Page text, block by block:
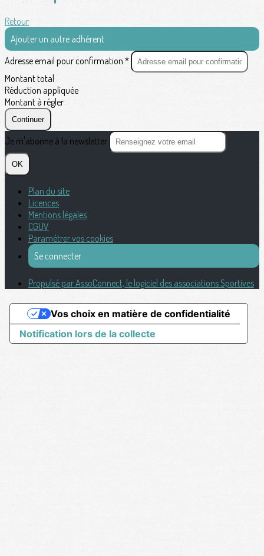
Retour
Ajouter un autre adhérent
Adresse email pour confirmation *
Montant total
Réduction appliquée
Montant à régler
Continuer
Je m'abonne à la newsletter
OK
Plan du site
Licences
Mentions légales
CGUV
Paramétrer vos cookies
Se connecter
Propulsé par AssoConnect, le logiciel des associations Sportives
Notification lors de la collecte
Vos choix en matière de confidentialité